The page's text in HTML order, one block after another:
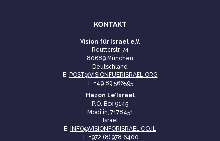
KONTAKT
Vision für Israel e.V.
Reutterstr. 74
80689 München
Deutschland
E: POST@VISIONFUERISRAEL.ORG
T: +49 89 566595
Hazon Le’Israel
P.O. Box 9145
Modi'in, 7178451
Israel
E: INFO@VISIONFORISRAEL.CO.IL
T: +972 (8) 978 6400